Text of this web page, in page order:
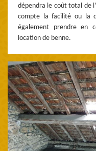
dépendra le coût total de
compte la facilité ou la
également prendre en
location de benne.